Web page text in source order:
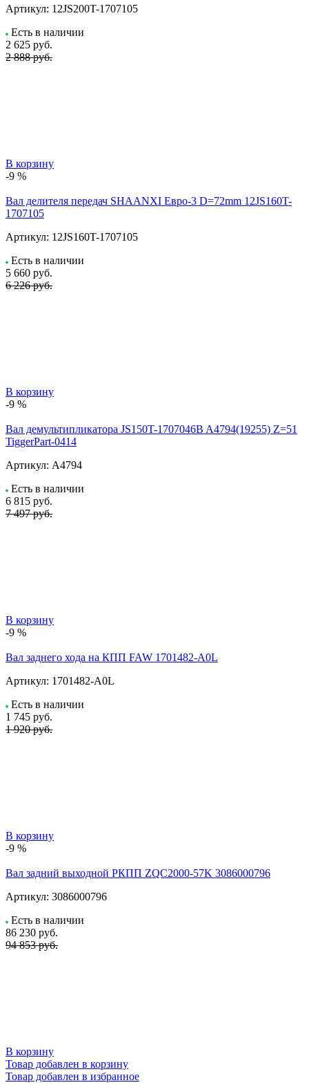
Артикул: 12JS200T-1707105
Есть в наличии
2 625 руб.
2 888 руб.
В корзину
-9 %
Вал делителя передач SHAANXI Евро-3 D=72mm 12JS160T-
1707105
Артикул: 12JS160T-1707105
Есть в наличии
5 660 руб.
6 226 руб.
В корзину
-9 %
Вал демультипликатора JS150T-1707046B A4794(19255) Z=51
TiggerPart-0414
Артикул: A4794
Есть в наличии
6 815 руб.
7 497 руб.
В корзину
-9 %
Вал заднего хода на КПП FAW 1701482-A0L
Артикул: 1701482-A0L
Есть в наличии
1 745 руб.
1 920 руб.
В корзину
-9 %
Вал задний выходной РКПП ZQC2000-57K 3086000796
Артикул: 3086000796
Есть в наличии
86 230 руб.
94 853 руб.
В корзину
Товар добавлен в корзину
Товар добавлен в избранное